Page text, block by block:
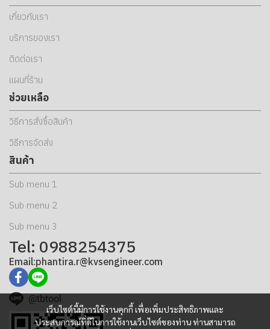
เว็บไซต์นี้มีการใช้งานคุกกี้ เพื่อเพิ่มประสิทธิภาพและ
ประสบการณ์ที่ดีในการใช้งานเว็บไซต์ของท่าน ท่านสามารถ
เกี่ยวกับเรา
บริการของเรา
ติดต่อเรา
แผนที่ร้าน
ช่วยเหลือ
วิธีการสั่งซื้อสินค้า
วิธีการจัดส่ง
สินค้า
Sub menu 1
Sub menu 2
Sub menu 3
Tel: 0988254375
Email:phantira.r@kvsengineer.com
@tbtool